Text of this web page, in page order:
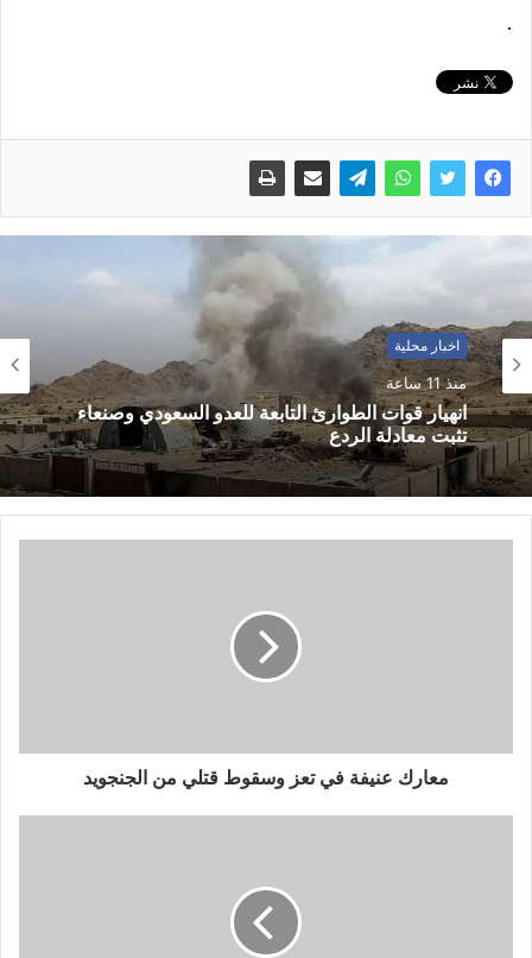
.
اخبار محلية
منذ 11 ساعة
انهيار قوات الطوارئ التابعة للعدو السعودي وصنعاء
تثبت معادلة الردع
معارك عنيفة في تعز وسقوط قتلي من الجنجويد